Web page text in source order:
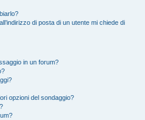
di posta di un utente mi chiede di
in un forum?
opzioni del sondaggio?